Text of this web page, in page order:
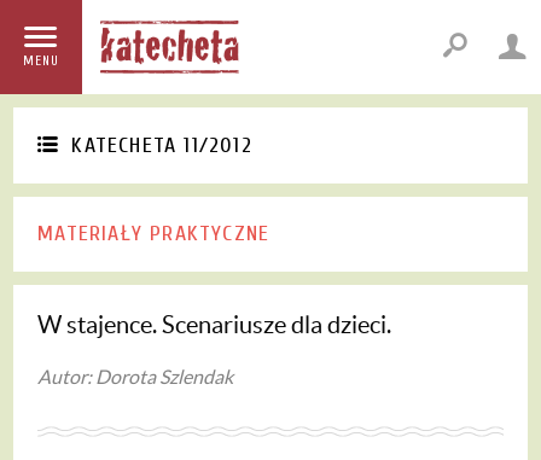
MENU
KATECHETA 11/2012
MATERIAŁY PRAKTYCZNE
W stajence. Scenariusze dla dzieci.
Autor: Dorota Szlendak